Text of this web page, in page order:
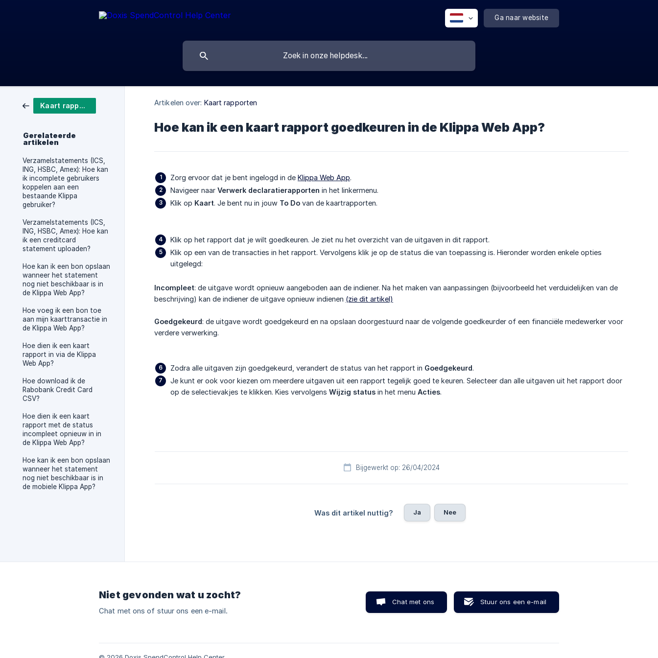
Ga naar website
Kaart rapporten
Gerelateerde
artikelen
Verzamelstatements (ICS,
ING, HSBC, Amex): Hoe kan
ik incomplete gebruikers
koppelen aan een
bestaande Klippa
gebruiker?
Verzamelstatements (ICS,
ING, HSBC, Amex): Hoe kan
ik een creditcard
statement uploaden?
Hoe kan ik een bon opslaan
wanneer het statement
nog niet beschikbaar is in
de Klippa Web App?
Hoe voeg ik een bon toe
aan mijn kaarttransactie in
de Klippa Web App?
Hoe dien ik een kaart
rapport in via de Klippa
Web App?
Hoe download ik de
Rabobank Credit Card
CSV?
Hoe dien ik een kaart
rapport met de status
incompleet opnieuw in in
de Klippa Web App?
Hoe kan ik een bon opslaan
wanneer het statement
nog niet beschikbaar is in
de mobiele Klippa App?
Artikelen over: Kaart rapporten
Hoe kan ik een kaart rapport goedkeuren in de Klippa Web App?
Zorg ervoor dat je bent ingelogd in de Klippa Web App.
Navigeer naar Verwerk declaratierapporten in het linkermenu.
Klik op Kaart. Je bent nu in jouw To Do van de kaartrapporten.
Klik op het rapport dat je wilt goedkeuren. Je ziet nu het overzicht van de uitgaven in dit rapport.
Klik op een van de transacties in het rapport. Vervolgens klik je op de status die van toepassing is. Hieronder worden enkele opties
uitgelegd:
Incompleet: de uitgave wordt opnieuw aangeboden aan de indiener. Na het maken van aanpassingen (bijvoorbeeld het verduidelijken van de
beschrijving) kan de indiener de uitgave opnieuw indienen (zie dit artikel)
Goedgekeurd: de uitgave wordt goedgekeurd en na opslaan doorgestuurd naar de volgende goedkeurder of een financiële medewerker voor
verdere verwerking.
Zodra alle uitgaven zijn goedgekeurd, verandert de status van het rapport in Goedgekeurd.
Je kunt er ook voor kiezen om meerdere uitgaven uit een rapport tegelijk goed te keuren. Selecteer dan alle uitgaven uit het rapport door
op de selectievakjes te klikken. Kies vervolgens Wijzig status in het menu Acties.
Bijgewerkt op: 26/04/2024
Was dit artikel nuttig? Ja Nee
Niet gevonden wat u zocht?
Chat met ons of stuur ons een e-mail.
Chat met ons Stuur ons een e-mail